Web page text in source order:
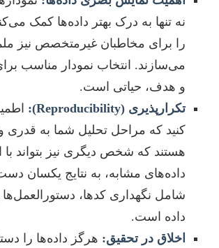
نه تنها به درک بهتر داده‌ها کمک
را برای مخاطبان غیرمتخصص نیز
می‌سازند. انتخاب نمودار مناسب
و هدف، حیاتی است.
تکرارپذیری (Reproducibility):
کنید که مراحل تحلیل شما به قدری
هستند که شخص دیگری نیز بتواند با
داده‌های مشابه، به نتایج یکسان دست
شامل نگهداری کدها،
داده است.
اخلاق در تحقیق: هرگز داده‌ها را